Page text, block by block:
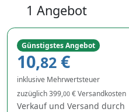
1 Angebot
Günstigstes Angebot
10,82 €
inklusive Mehrwertsteuer
zuzüglich 399,00 € Versandkosten
Verkauf und Versand durch